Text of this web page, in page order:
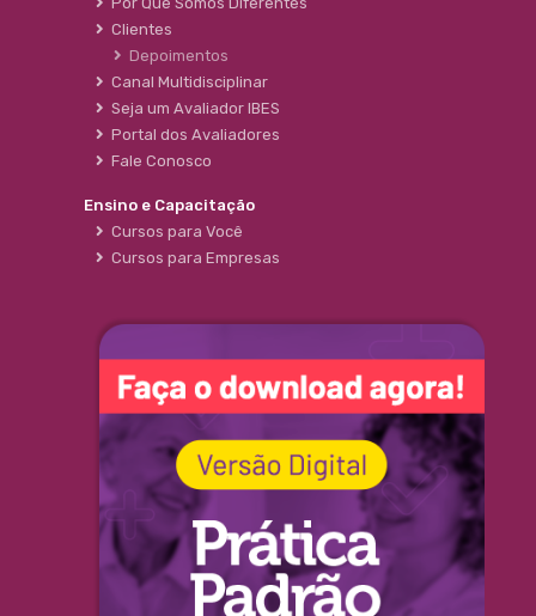
Clientes
Depoimentos
Canal Multidisciplinar
Seja um Avaliador IBES
Portal dos Avaliadores
Fale Conosco
Ensino e Capacitação
Cursos para Você
Cursos para Empresas